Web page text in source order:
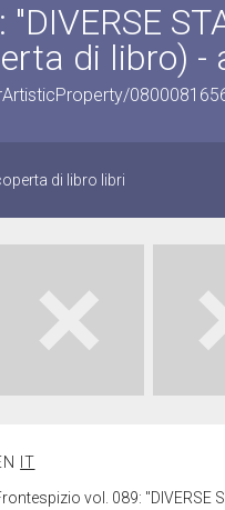
di libro)
di libro libri
IT
vol. 089: "DIVERSE